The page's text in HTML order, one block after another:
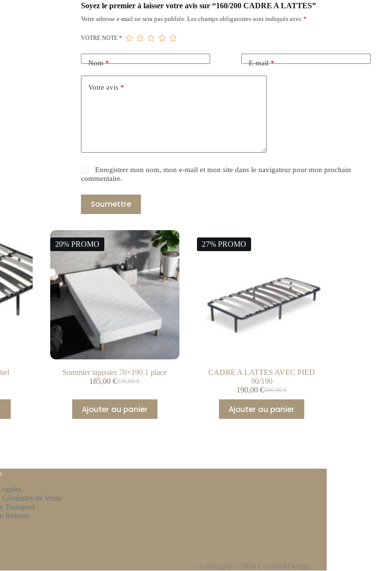
Soyez le premier à laisser votre avis sur “160/200 CADRE A LATTES”
Votre adresse e-mail ne sera pas publiée. Les champs obligatoires sont indiqués avec *
VOTRE NOTE *
Nom* E-mail*
Votre avis *
Enregistrer mon nom, mon e-mail et mon site dans le navigateur pour mon prochain
commentaire.
Soumettre
20% PROMO
Sommier tapissier 70×190 1 place
230,00€
185,00€
Ajouter au panier
27% PROMO
CADRE A LATTES AVEC PIED
90/190
260,00€
190,00 €
Ajouter au panier
de Vente
Transport
Retours
Copyright © 2026 Confort&Design